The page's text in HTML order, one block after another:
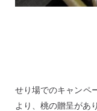
せり場でのキャンペ
より、桃の贈呈があ